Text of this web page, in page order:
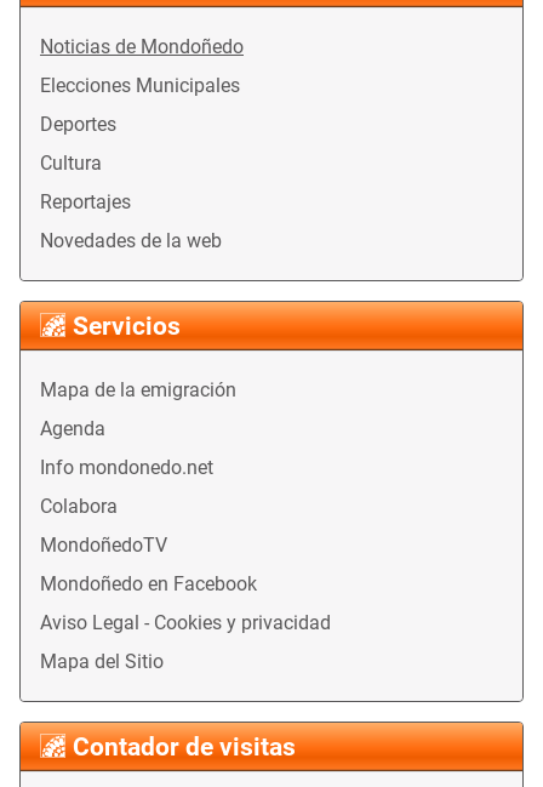
Noticias de Mondoñedo
Elecciones Municipales
Deportes
Cultura
Reportajes
Novedades de la web
Servicios
Mapa de la emigración
Agenda
Info mondonedo.net
Colabora
MondoñedoTV
Mondoñedo en Facebook
Aviso Legal - Cookies y privacidad
Mapa del Sitio
Contador de visitas